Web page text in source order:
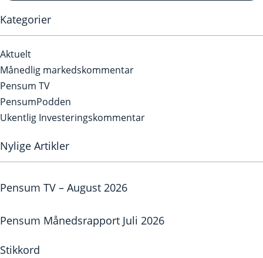
Kategorier
Aktuelt
Månedlig markedskommentar
Pensum TV
PensumPodden
Ukentlig Investeringskommentar
Nylige Artikler
Pensum TV – August 2026
Pensum Månedsrapport Juli 2026
Stikkord